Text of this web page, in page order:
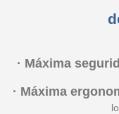
· Máxima
· Máxima